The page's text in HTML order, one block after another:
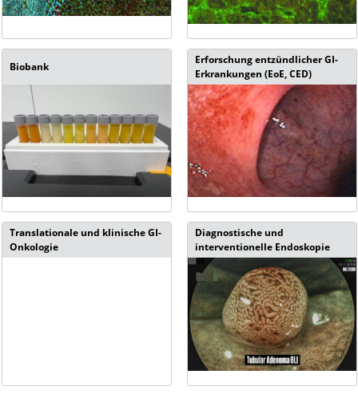
Biobank
Erforschung entzündlicher GI-
Erkrankungen (EoE, CED)
Translationale und klinische GI-
Onkologie
Diagnostische und
interventionelle Endoskopie